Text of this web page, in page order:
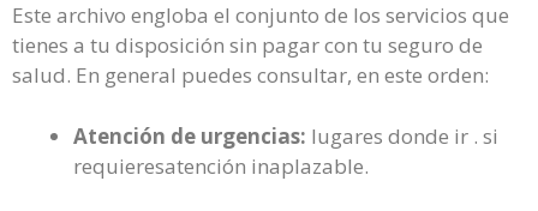
Este archivo engloba el conjunto de los servicios que
tienes a tu disposición sin pagar con tu seguro de
salud. En general puedes consultar, en este orden:
Atención de urgencias: lugares donde ir . si
requieresatención inaplazable.